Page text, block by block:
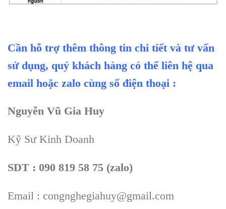
Cần hỗ trợ thêm thông tin chi tiết và tư vấn
sử dụng, quý khách hàng có thể liên hệ qua
email hoặc zalo cùng số điện thoại :
Nguyễn Vũ Gia Huy
Kỹ Sư Kinh Doanh
SDT : 090 819 58 75 (zalo)
Email : congnghegiahuy@gmail.com